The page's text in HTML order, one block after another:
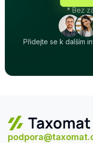
* Bez
Přidejte se k dalším